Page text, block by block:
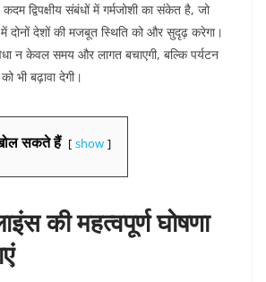
द्विपक्षीय संबंधों में गर्मजोशी का संकेत है, जो
दोनों देशों की मजबूत स्थिति को और सुदृढ़ करेगा।
न केवल समय और लागत बचाएगी, बल्कि पर्यटन
भी बढ़ावा देगी।
सकते हैं show
की महत्वपूर्ण घोषणा